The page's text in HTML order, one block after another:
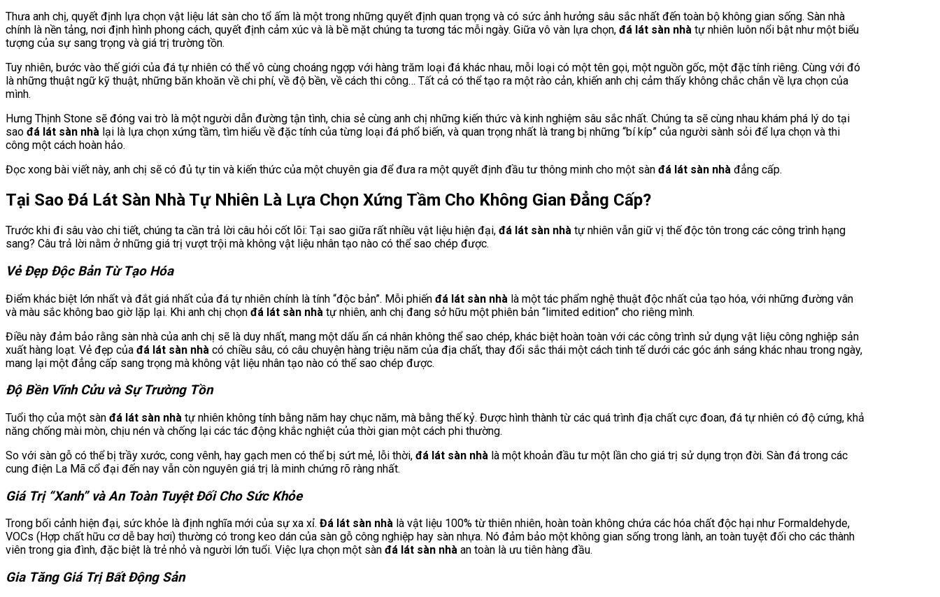
Thưa anh chị, quyết định lựa chọn vật liệu lát sàn cho tổ ấm là một trong những quyết định quan trọng và có sức ảnh hưởng sâu sắc nhất đến toàn bộ không gian sống. Sàn nhà
chính là nền tảng, nơi định hình phong cách, quyết định cảm xúc và là bề mặt chúng ta tương tác mỗi ngày. Giữa vô vàn lựa chọn, đá lát sàn nhà tự nhiên luôn nổi bật như một biểu
tượng của sự sang trọng và giá trị trường tồn.
Tuy nhiên, bước vào thế giới của đá tự nhiên có thể vô cùng choáng ngợp với hàng trăm loại đá khác nhau, mỗi loại có một tên gọi, một nguồn gốc, một đặc tính riêng. Cùng với đó
là những thuật ngữ kỹ thuật, những băn khoăn về chi phí, về độ bền, về cách thi công… Tất cả có thể tạo ra một rào cản, khiến anh chị cảm thấy không chắc chắn về lựa chọn của
mình.
Hưng Thịnh Stone sẽ đóng vai trò là một người dẫn đường tận tình, chia sẻ cùng anh chị những kiến thức và kinh nghiệm sâu sắc nhất. Chúng ta sẽ cùng nhau khám phá lý do tại
sao đá lát sàn nhà lại là lựa chọn xứng tầm, tìm hiểu về đặc tính của từng loại đá phổ biến, và quan trọng nhất là trang bị những “bí kíp” của người sành sỏi để lựa chọn và thi
công một cách hoàn hảo.
Đọc xong bài viết này, anh chị sẽ có đủ tự tin và kiến thức của một chuyên gia để đưa ra một quyết định đầu tư thông minh cho một sàn đá lát sàn nhà đẳng cấp.
Tại Sao Đá Lát Sàn Nhà Tự Nhiên Là Lựa Chọn Xứng Tầm Cho Không Gian Đẳng Cấp?
Trước khi đi sâu vào chi tiết, chúng ta cần trả lời câu hỏi cốt lõi: Tại sao giữa rất nhiều vật liệu hiện đại, đá lát sàn nhà tự nhiên vẫn giữ vị thế độc tôn trong các công trình hạng
sang? Câu trả lời nằm ở những giá trị vượt trội mà không vật liệu nhân tạo nào có thể sao chép được.
Vẻ Đẹp Độc Bản Từ Tạo Hóa
Điểm khác biệt lớn nhất và đắt giá nhất của đá tự nhiên chính là tính “độc bản”. Mỗi phiến đá lát sàn nhà là một tác phẩm nghệ thuật độc nhất của tạo hóa, với những đường vân
và màu sắc không bao giờ lặp lại. Khi anh chị chọn đá lát sàn nhà tự nhiên, anh chị đang sở hữu một phiên bản “limited edition” cho riêng mình.
Điều này đảm bảo rằng sàn nhà của anh chị sẽ là duy nhất, mang một dấu ấn cá nhân không thể sao chép, khác biệt hoàn toàn với các công trình sử dụng vật liệu công nghiệp sản
xuất hàng loạt. Vẻ đẹp của đá lát sàn nhà có chiều sâu, có câu chuyện hàng triệu năm của địa chất, thay đổi sắc thái một cách tinh tế dưới các góc ánh sáng khác nhau trong ngày,
mang lại một đẳng cấp sang trọng mà không vật liệu nhân tạo nào có thể sao chép được.
Độ Bền Vĩnh Cửu và Sự Trường Tồn
Tuổi thọ của một sàn đá lát sàn nhà tự nhiên không tính bằng năm hay chục năm, mà bằng thế kỷ. Được hình thành từ các quá trình địa chất cực đoan, đá tự nhiên có độ cứng, khả
năng chống mài mòn, chịu nén và chống lại các tác động khắc nghiệt của thời gian một cách phi thường.
So với sàn gỗ có thể bị trầy xước, cong vênh, hay gạch men có thể bị sứt mẻ, lỗi thời, đá lát sàn nhà là một khoản đầu tư một lần cho giá trị sử dụng trọn đời. Sàn đá trong các
cung điện La Mã cổ đại đến nay vẫn còn nguyên giá trị là minh chứng rõ ràng nhất.
Giá Trị “Xanh” và An Toàn Tuyệt Đối Cho Sức Khỏe
Trong bối cảnh hiện đại, sức khỏe là định nghĩa mới của sự xa xỉ. Đá lát sàn nhà là vật liệu 100% từ thiên nhiên, hoàn toàn không chứa các hóa chất độc hại như Formaldehyde,
VOCs (Hợp chất hữu cơ dễ bay hơi) thường có trong keo dán của sàn gỗ công nghiệp hay sàn nhựa. Nó đảm bảo một không gian sống trong lành, an toàn tuyệt đối cho các thành
viên trong gia đình, đặc biệt là trẻ nhỏ và người lớn tuổi. Việc lựa chọn một sàn đá lát sàn nhà an toàn là ưu tiên hàng đầu.
Gia Tăng Giá Trị Bất Động Sản